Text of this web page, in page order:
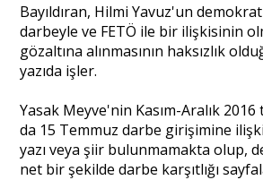
Bayıldıran, Hilmi Yavuz'un
darbeyle ve FETÖ ile bir ilişkisinin
gözaltına alınmasının haksızlık
yazıda işler.
Yasak Meyve'nin Kasım-Aralık 2016
da 15 Temmuz darbe girişimine
yazı veya şiir bulunmamakta olup,
net bir şekilde darbe karşıtlığı